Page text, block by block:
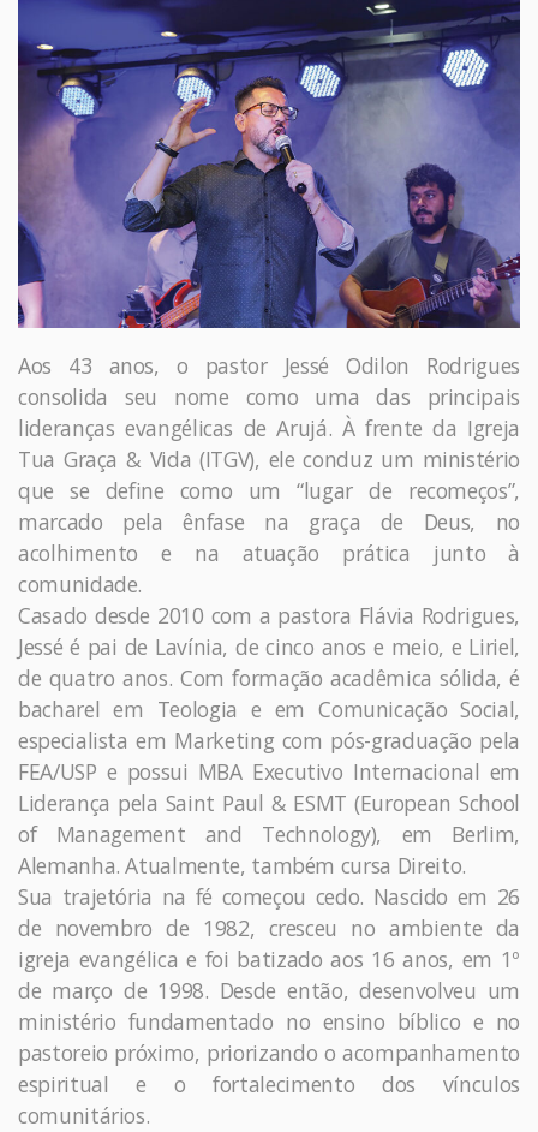
Aos 43 anos, o pastor Jessé Odilon Rodrigues
consolida seu nome como uma das principais
lideranças evangélicas de Arujá. À frente da Igreja
Tua Graça & Vida (ITGV), ele conduz um ministério
que se define como um “lugar de recomeços”,
marcado pela ênfase na graça de Deus, no
acolhimento e na atuação prática junto à
comunidade.
Casado desde 2010 com a pastora Flávia Rodrigues,
Jessé é pai de Lavínia, de cinco anos e meio, e Liriel,
de quatro anos. Com formação acadêmica sólida, é
bacharel em Teologia e em Comunicação Social,
especialista em Marketing com pós-graduação pela
FEA/USP e possui MBA Executivo Internacional em
Liderança pela Saint Paul & ESMT (European School
of Management and Technology), em Berlim,
Alemanha. Atualmente, também cursa Direito.
Sua trajetória na fé começou cedo. Nascido em 26
de novembro de 1982, cresceu no ambiente da
igreja evangélica e foi batizado aos 16 anos, em 1º
de março de 1998. Desde então, desenvolveu um
ministério fundamentado no ensino bíblico e no
pastoreio próximo, priorizando o acompanhamento
espiritual e o fortalecimento dos vínculos
comunitários.